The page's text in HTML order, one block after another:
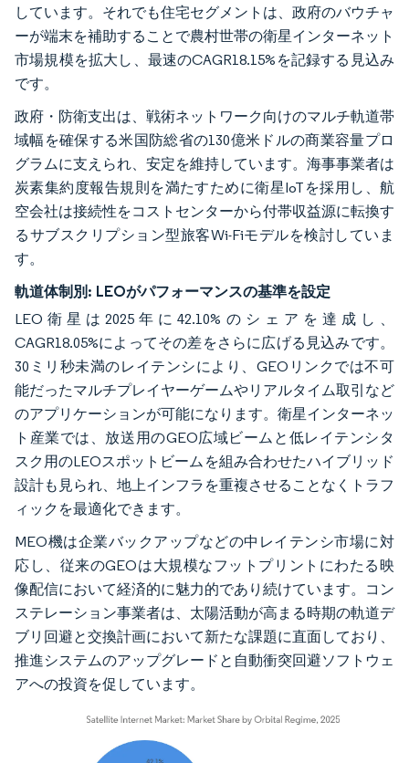
しています。それでも住宅セグメントは、政府のバウチャ
ーが端末を補助することで農村世帯の衛星インターネット
市場規模を拡大し、最速のCAGR18.15%を記録する見込み
です。
政府・防衛支出は、戦術ネットワーク向けのマルチ軌道帯
域幅を確保する米国防総省の130億米ドルの商業容量プロ
グラムに支えられ、安定を維持しています。海事事業者は
炭素集約度報告規則を満たすために衛星IoTを採用し、航
空会社は接続性をコストセンターから付帯収益源に転換す
るサブスクリプション型旅客Wi-Fiモデルを検討していま
す。
軌道体制別: LEOがパフォーマンスの基準を設定
LEO衛星は2025年に42.10%のシェアを達成し、
CAGR18.05%によってその差をさらに広げる見込みです。
30ミリ秒未満のレイテンシにより、GEOリンクでは不可
能だったマルチプレイヤーゲームやリアルタイム取引など
のアプリケーションが可能になります。衛星インターネッ
ト産業では、放送用のGEO広域ビームと低レイテンシタ
スク用のLEOスポットビームを組み合わせたハイブリッド
設計も見られ、地上インフラを重複させることなくトラフ
ィックを最適化できます。
MEO機は企業バックアップなどの中レイテンシ市場に対
応し、従来のGEOは大規模なフットプリントにわたる映
像配信において経済的に魅力的であり続けています。コン
ステレーション事業者は、太陽活動が高まる時期の軌道デ
ブリ回避と交換計画において新たな課題に直面しており、
推進システムのアップグレードと自動衝突回避ソフトウェ
アへの投資を促しています。